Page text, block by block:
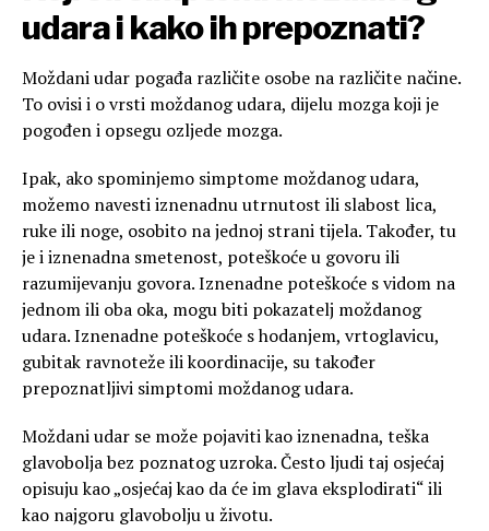
udara i kako ih prepoznati?
Moždani udar pogađa različite osobe na različite načine.
To ovisi i o vrsti moždanog udara, dijelu mozga koji je
pogođen i opsegu ozljede mozga.
Ipak, ako spominjemo simptome moždanog udara,
možemo navesti iznenadnu utrnutost ili slabost lica,
ruke ili noge, osobito na jednoj strani tijela. Također, tu
je i iznenadna smetenost, poteškoće u govoru ili
razumijevanju govora. Iznenadne poteškoće s vidom na
jednom ili oba oka, mogu biti pokazatelj moždanog
udara. Iznenadne poteškoće s hodanjem, vrtoglavicu,
gubitak ravnoteže ili koordinacije, su također
prepoznatljivi simptomi moždanog udara.
Moždani udar se može pojaviti kao iznenadna, teška
glavobolja bez poznatog uzroka. Često ljudi taj osjećaj
opisuju kao „osjećaj kao da će im glava eksplodirati“ ili
kao najgoru glavobolju u životu.